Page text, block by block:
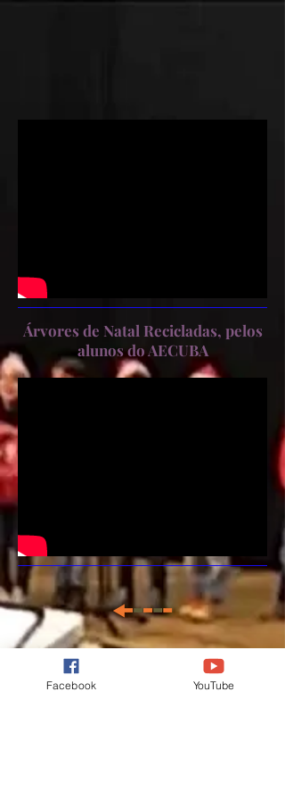
Árvores de Natal Recicladas, pelos
alunos do AECUBA
Facebook YouTube